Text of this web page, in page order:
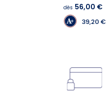
dès 56,00 €
39,20 €